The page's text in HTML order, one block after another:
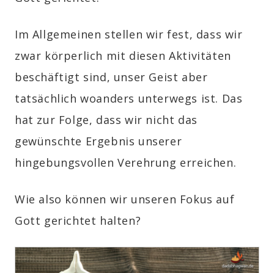
Im Allgemeinen stellen wir fest, dass wir
zwar körperlich mit diesen Aktivitäten
beschäftigt sind, unser Geist aber
tatsächlich woanders unterwegs ist. Das
hat zur Folge, dass wir nicht das
gewünschte Ergebnis unserer
hingebungsvollen Verehrung erreichen.
Wie also können wir unseren Fokus auf
Gott gerichtet halten?